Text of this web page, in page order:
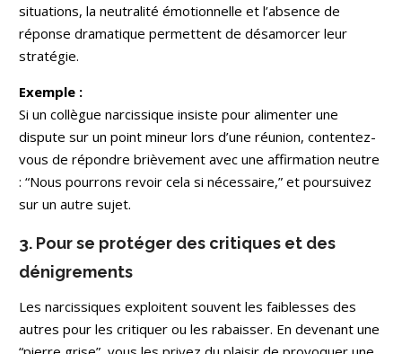
situations, la neutralité émotionnelle et l’absence de
réponse dramatique permettent de désamorcer leur
stratégie.
Exemple :
Si un collègue narcissique insiste pour alimenter une
dispute sur un point mineur lors d’une réunion, contentez-
vous de répondre brièvement avec une affirmation neutre
: “Nous pourrons revoir cela si nécessaire,” et poursuivez
sur un autre sujet.
3. Pour se protéger des critiques et des
dénigrements
Les narcissiques exploitent souvent les faiblesses des
autres pour les critiquer ou les rabaisser. En devenant une